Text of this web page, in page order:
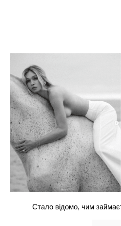
Стало відомо, чим